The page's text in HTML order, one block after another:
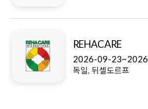
REHACARE
2026-09-23~2026-09-26
독일, 뒤셀도르프